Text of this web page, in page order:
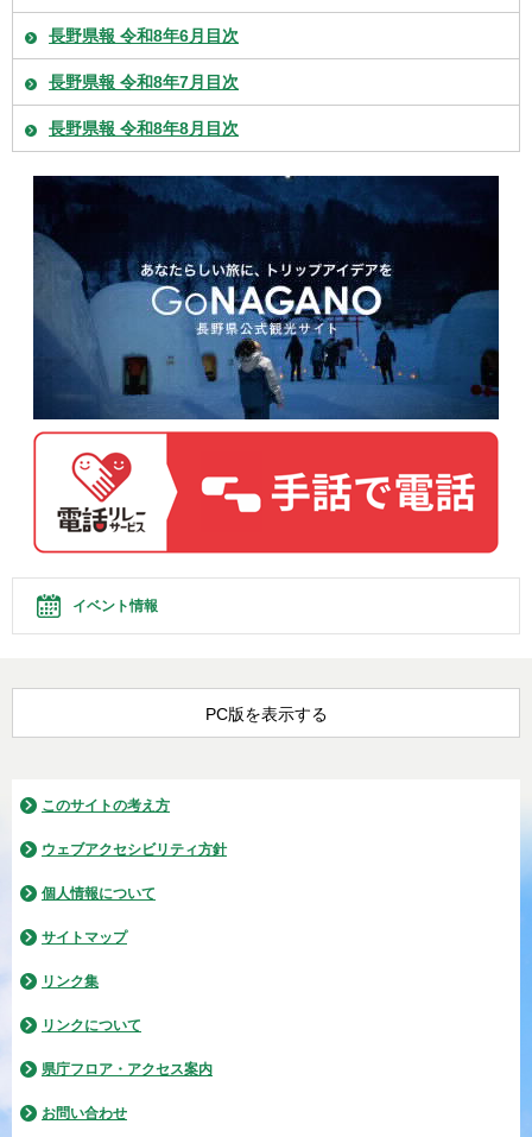
長野県報 令和8年6月目次
長野県報 令和8年7月目次
長野県報 令和8年8月目次
イベント情報
PC版を表示する
このサイトの考え方
ウェブアクセシビリティ方針
個人情報について
サイトマップ
リンク集
リンクについて
県庁フロア・アクセス案内
お問い合わせ